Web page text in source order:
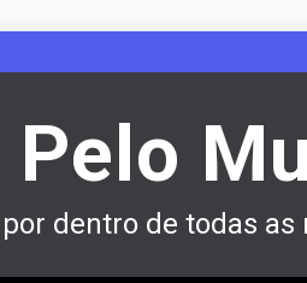
dentro de todas as